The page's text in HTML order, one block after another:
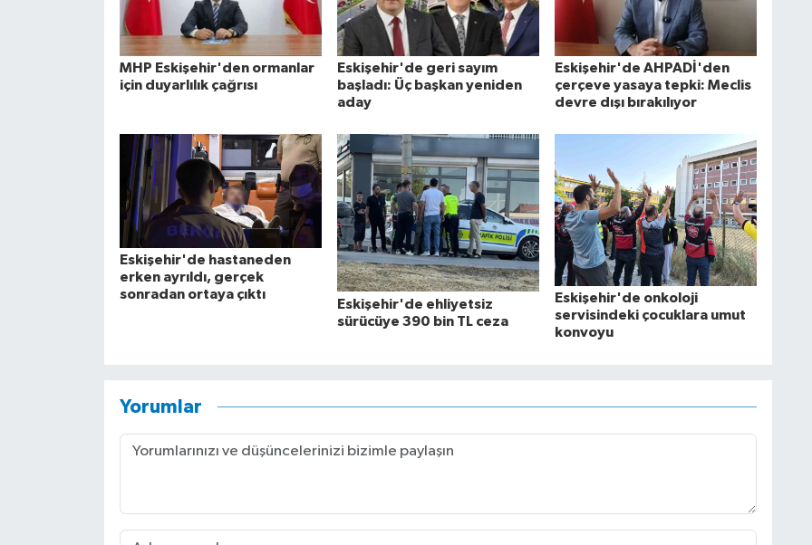
MHP Eskişehir'den ormanlar
için duyarlılık çağrısı
Eskişehir'de geri sayım
başladı: Üç başkan yeniden
aday
Eskişehir'de AHPADİ'den
çerçeve yasaya tepki: Meclis
devre dışı bırakılıyor
Eskişehir'de hastaneden
erken ayrıldı, gerçek
sonradan ortaya çıktı
Eskişehir'de ehliyetsiz
sürücüye 390 bin TL ceza
Eskişehir'de onkoloji
servisindeki çocuklara umut
konvoyu
Yorumlar